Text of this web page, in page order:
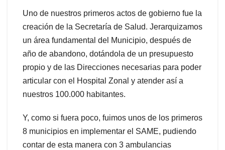
Uno de nuestros primeros actos de gobierno fue la
creación de la Secretaría de Salud. Jerarquizamos
un área fundamental del Municipio, después de
año de abandono, dotándola de un presupuesto
propio y de las Direcciones necesarias para poder
articular con el Hospital Zonal y atender así a
nuestros 100.000 habitantes.
Y, como si fuera poco, fuimos unos de los primeros
8 municipios en implementar el SAME, pudiendo
contar de esta manera con 3 ambulancias